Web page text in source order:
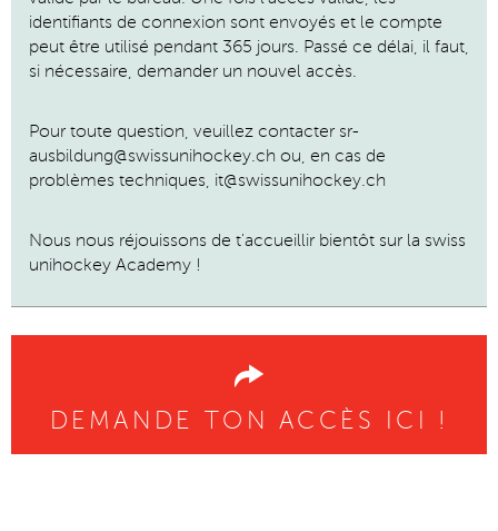
identifiants de connexion sont envoyés et le compte
peut être utilisé pendant 365 jours. Passé ce délai, il faut,
si nécessaire, demander un nouvel accès.
Pour toute question, veuillez contacter sr-
ausbildung@swissunihockey.ch ou, en cas de
problèmes techniques, it@swissunihockey.ch
Nous nous réjouissons de t'accueillir bientôt sur la swiss
unihockey Academy !
DEMANDE TON ACCÈS ICI !